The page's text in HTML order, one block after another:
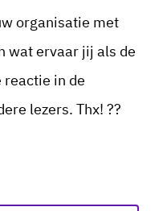
organisatie met
wat ervaar jij als de
reactie in de
lezers. Thx! ??